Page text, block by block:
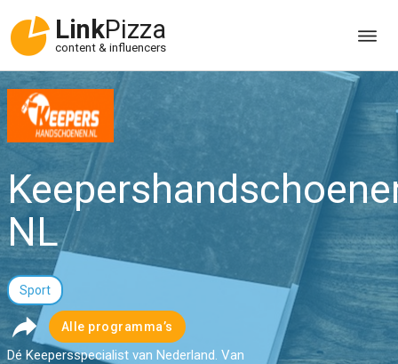
LinkPizza
content & influencers
NL
Sport
Alle programma’s
Dé Keepersspecialist van Nederland. Van